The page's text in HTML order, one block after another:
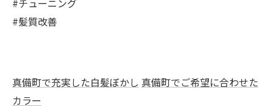
#チューニング
#髪質改善
真備町で充実した白髪ぼかし 真備町でご希望に合わせた
カラー